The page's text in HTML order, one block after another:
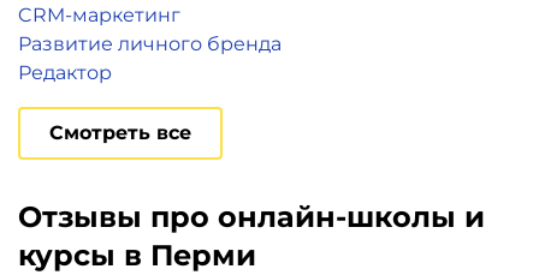
CRM-маркетинг
Развитие личного бренда
Редактор
Смотреть все
Отзывы про онлайн-школы и
курсы в Перми